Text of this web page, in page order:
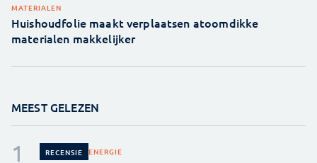
MATERIALEN
Huishoudfolie maakt verplaatsen atoomdikke
materialen makkelijker
MEEST GELEZEN
RECENSIE ENERGIE